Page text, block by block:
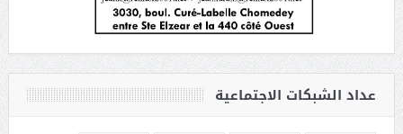
عداد الشبكات الاجتماعية